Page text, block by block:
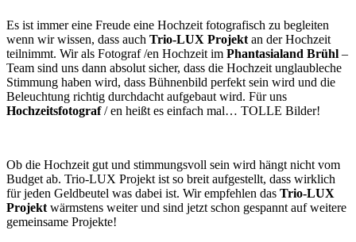
Es ist immer eine Freude eine Hochzeit fotografisch zu begleiten
wenn wir wissen, dass auch Trio-LUX Projekt an der Hochzeit
teilnimmt. Wir als Fotograf /en Hochzeit im Phantasialand Brühl –
Team sind uns dann absolut sicher, dass die Hochzeit unglaubleche
Stimmung haben wird, dass Bühnenbild perfekt sein wird und die
Beleuchtung richtig durchdacht aufgebaut wird. Für uns
Hochzeitsfotograf/ en heißt es einfach mal… TOLLE Bilder!
Ob die Hochzeit gut und stimmungsvoll sein wird hängt nicht vom
Budget ab. Trio-LUX Projekt ist so breit aufgestellt, dass wirklich
für jeden Geldbeutel was dabei ist. Wir empfehlen das Trio-LUX
Projekt wärmstens weiter und sind jetzt schon gespannt auf weitere
gemeinsame Projekte!